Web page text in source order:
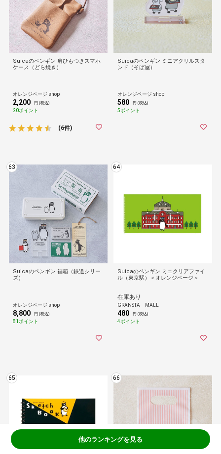
Suicaのペンギン 肩ひもつきスマホ
ケース（どら焼き）
オレンジページ shop
2,200 円 (税込)
20ポイント
(6件)
Suicaのペンギン ミニアクリルスタ
ンド（そば屋）
オレンジページ shop
580 円 (税込)
5ポイント
63
Suicaのペンギン 福箱（鉄道シリー
ズ）
オレンジページ shop
8,800 円 (税込)
81ポイント
64
Suicaのペンギン ミニクリアファイ
ル（東京駅）＜オレンジページ＞
在庫あり
GRANSTA MALL
480 円 (税込)
4ポイント
65 66
他のランキングを見る